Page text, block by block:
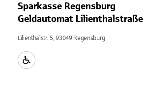
Sparkasse Regensburg
Geldautomat Lilienthalstraße
Lilienthalstr. 5, 93049 Regensburg